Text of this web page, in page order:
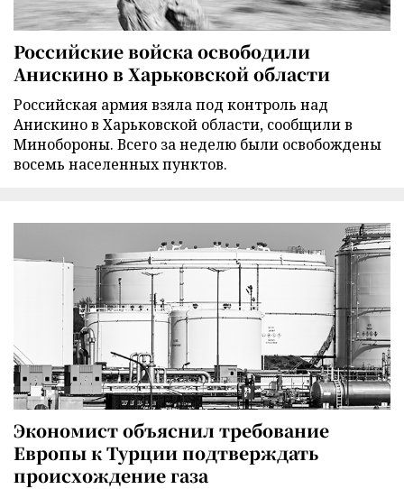
Российские войска освободили
Анискино в Харьковской области
Российская армия взяла под контроль над
Анискино в Харьковской области, сообщили в
Минобороны. Всего за неделю были освобождены
восемь населенных пунктов.
Экономист объяснил требование
Европы к Турции подтверждать
происхождение газа